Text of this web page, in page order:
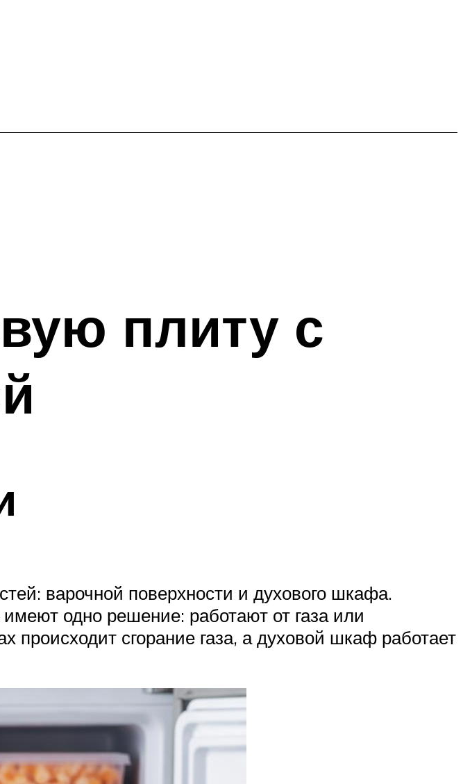
плиту с
варочной поверхности и духового шкафа.
одно решение: работают от газа или
происходит сгорание газа, а духовой шкаф работает